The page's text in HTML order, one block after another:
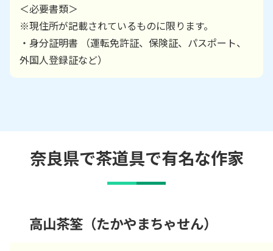
＜必要書類＞
※現住所が記載されているものに限ります。
・身分証明書 （運転免許証、保険証、パスポート、
外国人登録証など）
奈良県で茶道具で有名な作家
高山茶筌（たかやまちゃせん）